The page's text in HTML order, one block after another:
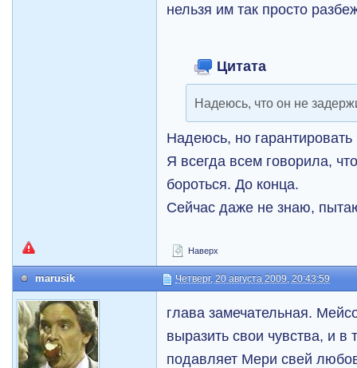
нельзя им так просто
Цитата
Надеюсь, что он не
Надеюсь, но гарантировать
Я всегда всем говорила,
бороться. До конца.
Сейчас даже не знаю,
Наверх
marusik Четверг, 20 августа 2009, 20:43:59
глава замечательная.
выразить свои чувства, и
подавляет Мери свей